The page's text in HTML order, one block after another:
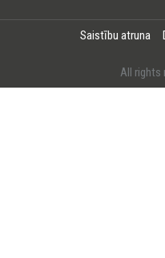
Saistību atruna
All rights